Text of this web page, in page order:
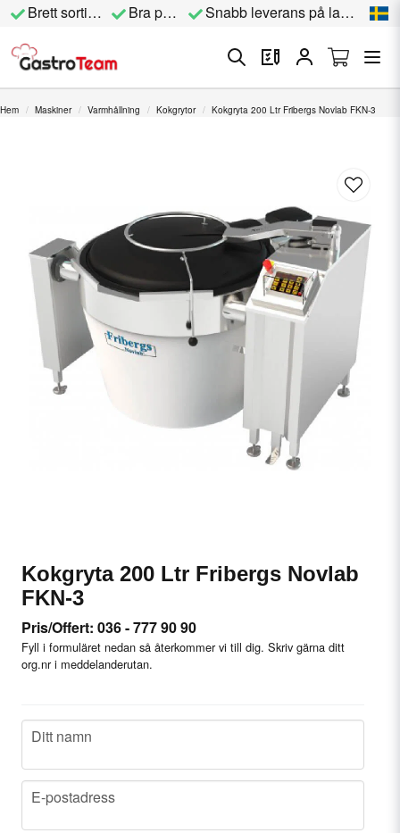
Brett sortiment Bra priser Snabb leverans på lagervara
Hem Maskiner Varmhållning Kokgrytor Kokgryta 200 Ltr Fribergs Novlab FKN-3
Kokgryta 200 Ltr Fribergs Novlab
FKN-3
Pris/Offert: 036 - 777 90 90
Fyll i formuläret nedan så återkommer vi till dig. Skriv gärna ditt
org.nr i meddelanderutan.
name
Ditt namn
email
E-postadress